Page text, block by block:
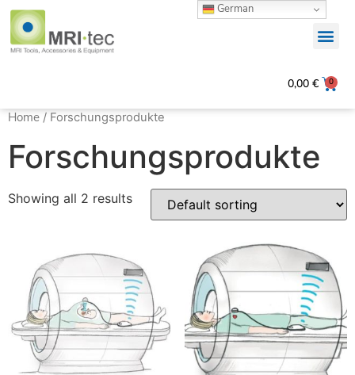
0,00 € 0
Home / Forschungsprodukte
Forschungsprodukte
Showing all 2 results
German